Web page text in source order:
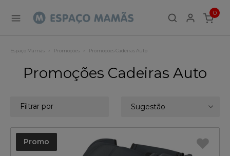
0
ITEMS
Espaço Mamãs Promoções Promoções Cadeiras Auto
Promoções Cadeiras Auto
Sugestão
Filtrar por
Promo